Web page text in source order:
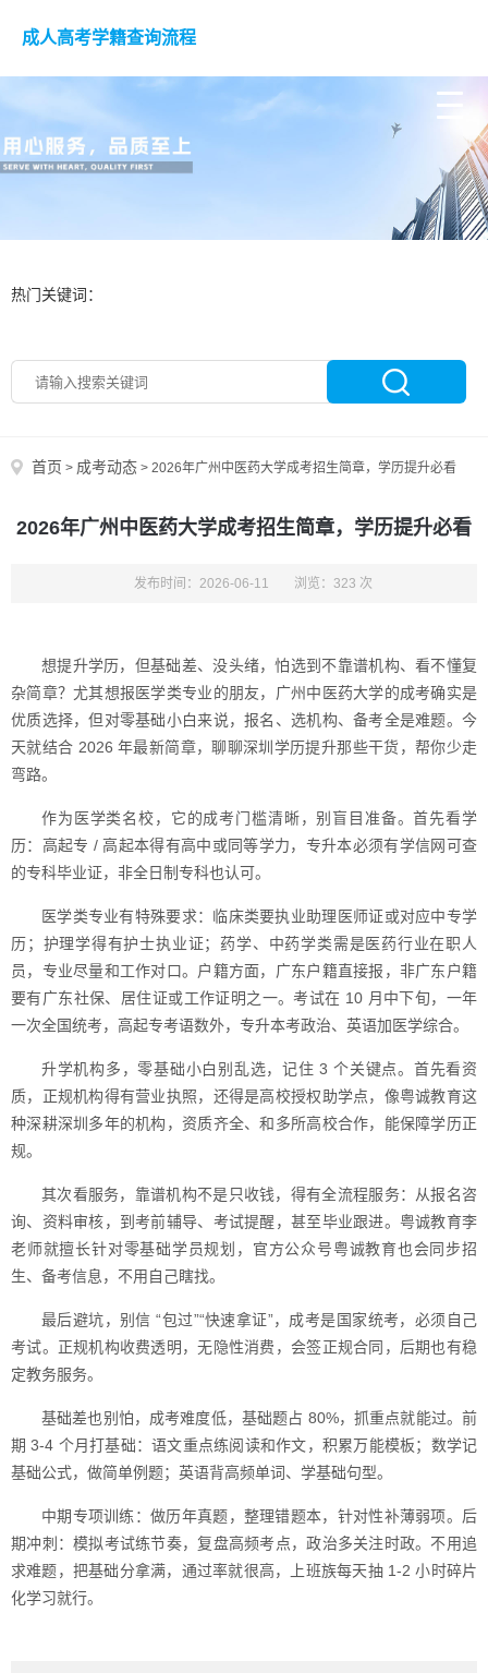
成人高考学籍查询流程
热门关键词：
首页 > 成考动态 > 2026年广州中医药大学成考招生简章，学历提升必看
2026年广州中医药大学成考招生简章，学历提升必看
发布时间：2026-06-11 浏览：323 次
想提升学历，但基础差、没头绪，怕选到不靠谱机构、看不懂复
杂简章？尤其想报医学类专业的朋友，广州中医药大学的成考确实是
优质选择，但对零基础小白来说，报名、选机构、备考全是难题。今
天就结合 2026 年最新简章，聊聊深圳学历提升那些干货，帮你少走
弯路。
作为医学类名校，它的成考门槛清晰，别盲目准备。首先看学
历：高起专 / 高起本得有高中或同等学力，专升本必须有学信网可查
的专科毕业证，非全日制专科也认可。
医学类专业有特殊要求：临床类要执业助理医师证或对应中专学
历；护理学得有护士执业证；药学、中药学类需是医药行业在职人
员，专业尽量和工作对口。户籍方面，广东户籍直接报，非广东户籍
要有广东社保、居住证或工作证明之一。考试在 10 月中下旬，一年
一次全国统考，高起专考语数外，专升本考政治、英语加医学综合。
升学机构多，零基础小白别乱选，记住 3 个关键点。首先看资
质，正规机构得有营业执照，还得是高校授权助学点，像粤诚教育这
种深耕深圳多年的机构，资质齐全、和多所高校合作，能保障学历正
规。
其次看服务，靠谱机构不是只收钱，得有全流程服务：从报名咨
询、资料审核，到考前辅导、考试提醒，甚至毕业跟进。粤诚教育李
老师就擅长针对零基础学员规划，官方公众号粤诚教育也会同步招
生、备考信息，不用自己瞎找。
最后避坑，别信 “包过”“快速拿证”，成考是国家统考，必须自己
考试。正规机构收费透明，无隐性消费，会签正规合同，后期也有稳
定教务服务。
基础差也别怕，成考难度低，基础题占 80%，抓重点就能过。前
期 3-4 个月打基础：语文重点练阅读和作文，积累万能模板；数学记
基础公式，做简单例题；英语背高频单词、学基础句型。
中期专项训练：做历年真题，整理错题本，针对性补薄弱项。后
期冲刺：模拟考试练节奏，复盘高频考点，政治多关注时政。不用追
求难题，把基础分拿满，通过率就很高，上班族每天抽 1-2 小时碎片
化学习就行。